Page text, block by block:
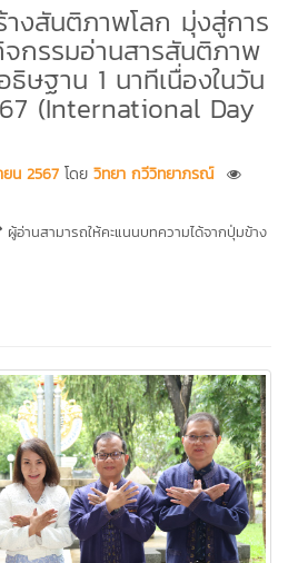
างสันติภาพโลก มุ่งสู่การ
รรมอ่านสารสันติภาพ
ษฐาน 1 นาทีเนื่องในวัน
(International Day
น 2567 โดย วิทยา กวีวิทยาภรณ์
ผู้อ่านสามารถให้คะแนนบทความได้จากปุ่มข้าง